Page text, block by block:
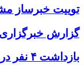
توییت خبرساز
گزارش
بازداشت ۴ نفر در پی حمله به فرمانداری فسا